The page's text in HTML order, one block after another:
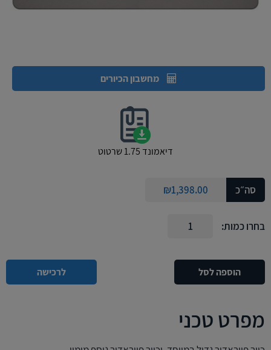
סה״כ ₪1,398.00
בחרו כמות:
הוספה לסל לרכישה
מפרט טכני
מחשבון הכיורים
דיאמונד 1.75 שרטוט